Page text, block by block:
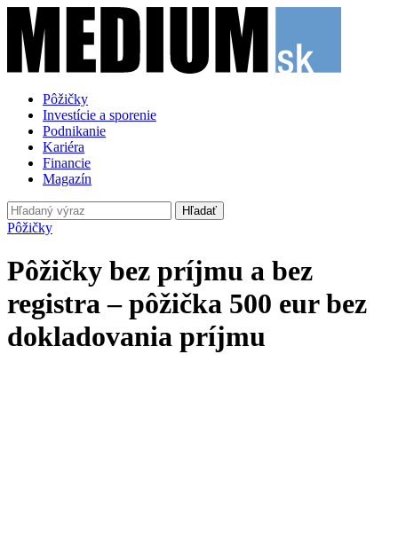
Pôžičky
Investície a sporenie
Podnikanie
Kariéra
Financie
Magazín
Hľadať
Pôžičky
Pôžičky bez príjmu a bez
registra – pôžička 500 eur bez
dokladovania príjmu